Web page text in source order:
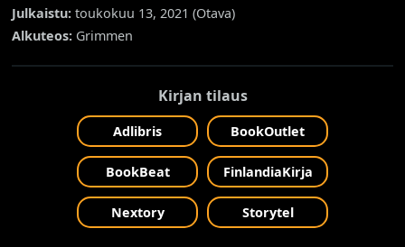
Julkaistu: toukokuu 13, 2021 (Otava)
Alkuteos: Grimmen
Kirjan tilaus
Adlibris BookOutlet
BookBeat FinlandiaKirja
Nextory Storytel